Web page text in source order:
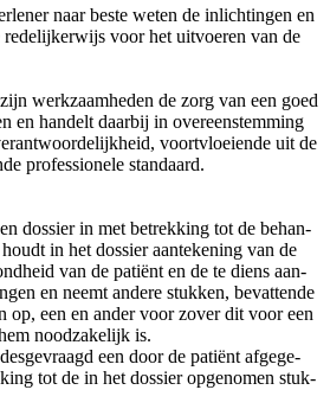
naar bes­te weten de inlich­tin­gen en
voor het uit­voe­ren van de
werk­zaam­he­den de zorg van een goed
en han­delt daar­bij in over­een­stem­ming
voort­vloei­en­de uit de
pro­fes­si­o­ne­le standaard.
dos­sier in met betrek­king tot de behan­
in het dos­sier aan­te­ke­ning van de
van de pati­ënt en de te diens aan­
en neemt ande­re stuk­ken, bevat­ten­de
op, een en ander voor zover dit voor een
nood­za­ke­lijk is.
een door de pati­ënt afge­ge­
tot de in het dos­sier opge­no­men stuk­